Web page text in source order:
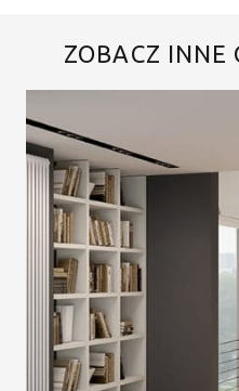
ZOBACZ INNE